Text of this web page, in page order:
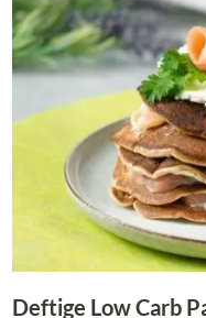
GENIAL
GESUNDE
DONUTS
OHNE
ZUCKER
UND
MEHL!
Deftige Low Carb